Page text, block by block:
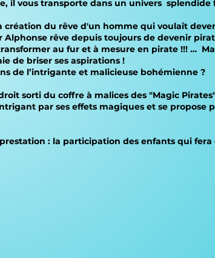
il vous transporte dans un univers splendide
création du rêve d'un homme qui voulait
Alphonse rêve depuis toujours de devenir
au fur et à mesure en pirate !!! …
de briser ses aspirations !
de l’intrigante et malicieuse bohémienne ?
sorti du coffre à malices des "Magic
par ses effets magiques et se propose
: la participation des enfants qui fera